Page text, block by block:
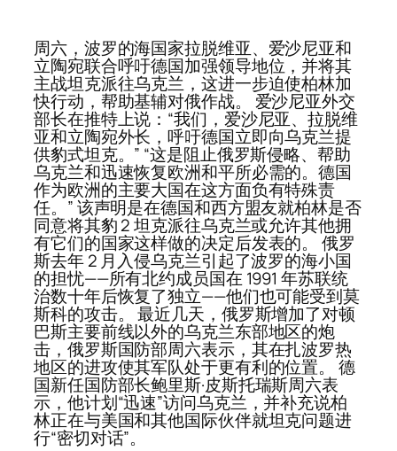
周六，波罗的海国家拉脱维亚、爱沙尼亚和
立陶宛联合呼吁德国加强领导地位，并将其
主战坦克派往乌克兰，这进一步迫使柏林加
快行动，帮助基辅对俄作战。 爱沙尼亚外交
部长在推特上说：“我们，爱沙尼亚、拉脱维
亚和立陶宛外长，呼吁德国立即向乌克兰提
供豹式坦克。” “这是阻止俄罗斯侵略、帮助
乌克兰和迅速恢复欧洲和平所必需的。德国
作为欧洲的主要大国在这方面负有特殊责
任。” 该声明是在德国和西方盟友就柏林是否
同意将其豹 2 坦克派往乌克兰或允许其他拥
有它们的国家这样做的决定后发表的。 俄罗
斯去年 2 月入侵乌克兰引起了波罗的海小国
的担忧——所有北约成员国在 1991 年苏联统
治数十年后恢复了独立——他们也可能受到莫
斯科的攻击。 最近几天，俄罗斯增加了对顿
巴斯主要前线以外的乌克兰东部地区的炮
击，俄罗斯国防部周六表示，其在扎波罗热
地区的进攻使其军队处于更有利的位置。 德
国新任国防部长鲍里斯·皮斯托瑞斯周六表
示，他计划“迅速”访问乌克兰，并补充说柏
林正在与美国和其他国际伙伴就坦克问题进
行“密切对话”。